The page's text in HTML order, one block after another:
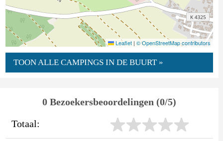
Leaflet | © OpenStreetMap contributors
TOON ALLE CAMPINGS IN DE BUURT »
0 Bezoekersbeoordelingen (0/5)
Totaal: